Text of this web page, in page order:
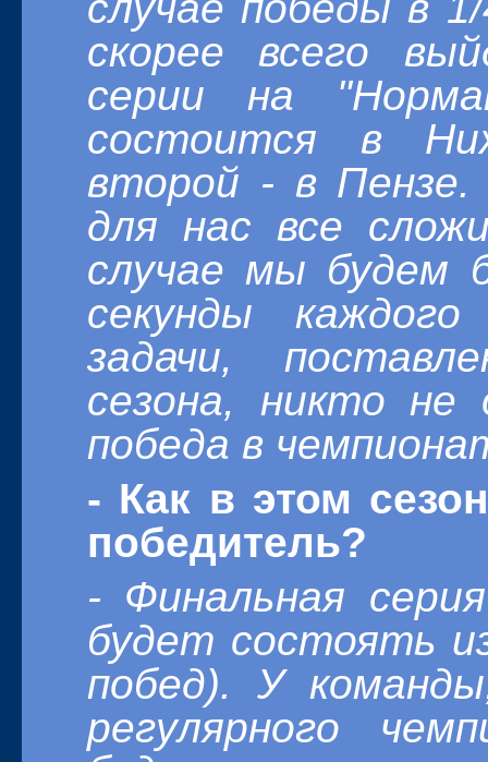
скорее всего
серии на
состоится в
второй - в
для нас все
случае мы будем
секунды
задачи,
сезона, никто
победа в
- Как в этом
победитель?
- Финальная
будет состоять
побед). У
регулярного